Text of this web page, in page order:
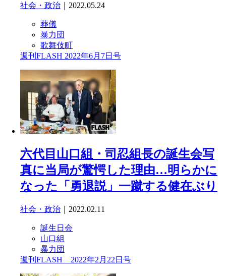
社会・政治 ｜2022.05.24
葬儀
暴力団
歌舞伎町
週刊FLASH 2022年6月7日号
六代目山口組・司忍組長の誕生会写
真に当局が驚愕した理由…明らかに
なった「勇退説」一蹴する健在ぶり
社会・政治 ｜2022.02.11
誕生日会
山口組
暴力団
週刊FLASH 2022年2月22日号